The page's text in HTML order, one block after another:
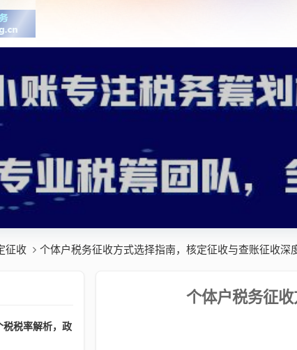
征收 个体户税务征收方式选择指南，核定征收与查账征收深
个体户税务征
税率解析，政